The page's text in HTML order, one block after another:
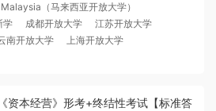
（马来西亚开放大学）
学
成都开放大学
江苏开放大学
南开放大学
上海开放大学
资本经营》形考+终结性考试【标准答